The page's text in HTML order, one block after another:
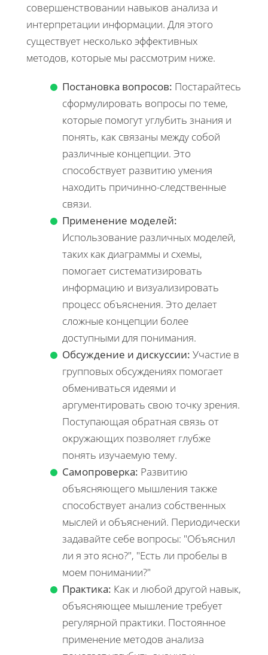
совершенствовании навыков анализа и
интерпретации информации. Для этого
существует несколько эффективных
методов, которые мы рассмотрим ниже.
Постановка вопросов: Постарайтесь
сформулировать вопросы по теме,
которые помогут углубить знания и
понять, как связаны между собой
различные концепции. Это
способствует развитию умения
находить причинно-следственные
связи.
Применение моделей:
Использование различных моделей,
таких как диаграммы и схемы,
помогает систематизировать
информацию и визуализировать
процесс объяснения. Это делает
сложные концепции более
доступными для понимания.
Обсуждение и дискуссии: Участие в
групповых обсуждениях помогает
обмениваться идеями и
аргументировать свою точку зрения.
Поступающая обратная связь от
окружающих позволяет глубже
понять изучаемую тему.
Самопроверка: Развитию
объясняющего мышления также
способствует анализ собственных
мыслей и объяснений. Периодически
задавайте себе вопросы: "Объяснил
ли я это ясно?", "Есть ли пробелы в
моем понимании?"
Практика: Как и любой другой навык,
объясняющее мышление требует
регулярной практики. Постоянное
применение методов анализа